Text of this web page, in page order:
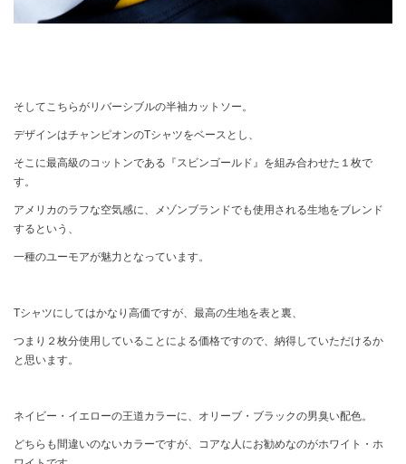
そしてこちらがリバーシブルの半袖カットソー。
デザインはチャンピオンのTシャツをベースとし、
そこに最高級のコットンである『スビンゴールド』を組み合わせた１枚で
す。
アメリカのラフな空気感に、メゾンブランドでも使用される生地をブレンド
するという、
一種のユーモアが魅力となっています。
Tシャツにしてはかなり高価ですが、最高の生地を表と裏、
つまり２枚分使用していることによる価格ですので、納得していただけるか
と思います。
ネイビー・イエローの王道カラーに、オリーブ・ブラックの男臭い配色。
どちらも間違いのないカラーですが、コアな人にお勧めなのがホワイト・ホ